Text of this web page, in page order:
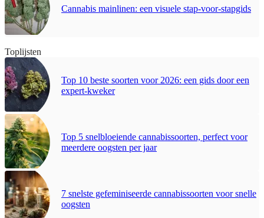
Cannabis mainlinen: een visuele stap-voor-stapgids
Toplijsten
Top 10 beste soorten voor 2026: een gids door een
expert-kweker
Top 5 snelbloeiende cannabissoorten, perfect voor
meerdere oogsten per jaar
7 snelste gefeminiseerde cannabissoorten voor snelle
oogsten